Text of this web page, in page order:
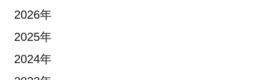
2026年
2025年
2024年